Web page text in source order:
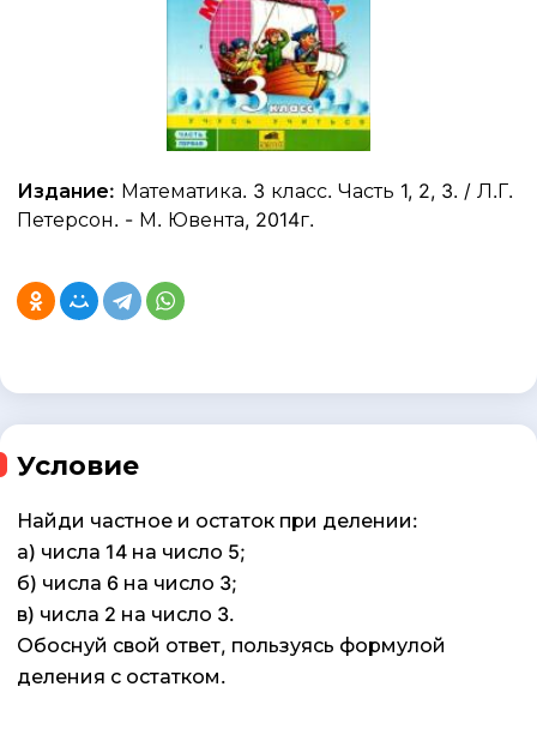
Издание: Математика. 3 класс. Часть 1, 2, 3. / Л.Г.
Петерсон. - М. Ювента, 2014г.
Условие
Найди частное и остаток при делении:
а) числа 14 на число 5;
б) числа 6 на число 3;
в) числа 2 на число 3.
Обоснуй свой ответ, пользуясь формулой
деления с остатком.